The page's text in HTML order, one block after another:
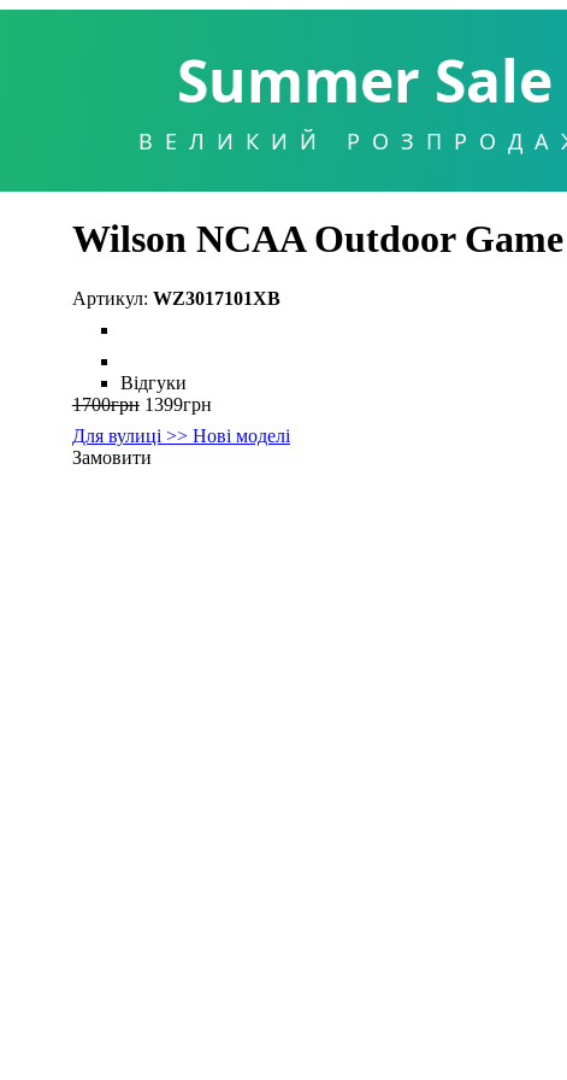
Summer Sale
ВЕЛИКИЙ
Wilson NCAA Outdoor
WZ3017101XB
Відгуки
1700грн 1399грн
Для вулиці >> Нові моделі
Замовити